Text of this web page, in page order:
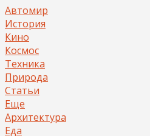
Автомир
История
Кино
Космос
Техника
Природа
Статьи
Еще
Архитектура
Еда